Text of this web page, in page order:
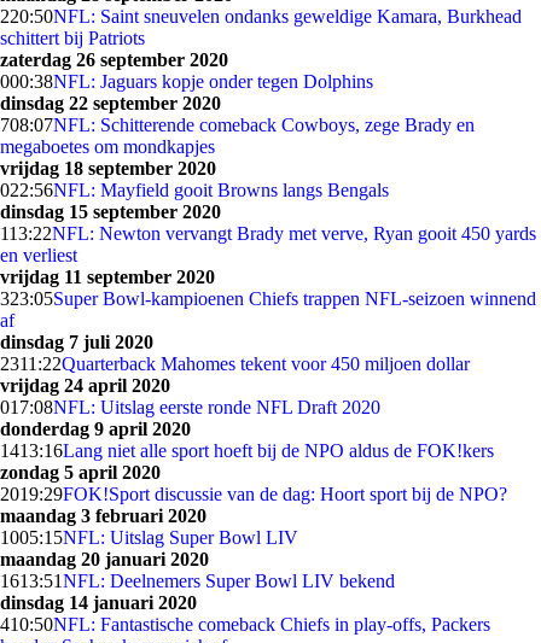
220:50NFL: Saint sneuvelen ondanks geweldige Kamara, Burkhead
schittert bij Patriots
zaterdag 26 september 2020
000:38NFL: Jaguars kopje onder tegen Dolphins
dinsdag 22 september 2020
708:07NFL: Schitterende comeback Cowboys, zege Brady en
megaboetes om mondkapjes
vrijdag 18 september 2020
022:56NFL: Mayfield gooit Browns langs Bengals
dinsdag 15 september 2020
113:22NFL: Newton vervangt Brady met verve, Ryan gooit 450 yards
en verliest
vrijdag 11 september 2020
323:05Super Bowl-kampioenen Chiefs trappen NFL-seizoen winnend
af
dinsdag 7 juli 2020
2311:22Quarterback Mahomes tekent voor 450 miljoen dollar
vrijdag 24 april 2020
017:08NFL: Uitslag eerste ronde NFL Draft 2020
donderdag 9 april 2020
1413:16Lang niet alle sport hoeft bij de NPO aldus de FOK!kers
zondag 5 april 2020
2019:29FOK!Sport discussie van de dag: Hoort sport bij de NPO?
maandag 3 februari 2020
1005:15NFL: Uitslag Super Bowl LIV
maandag 20 januari 2020
1613:51NFL: Deelnemers Super Bowl LIV bekend
dinsdag 14 januari 2020
410:50NFL: Fantastische comeback Chiefs in play-offs, Packers